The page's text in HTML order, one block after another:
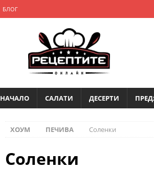
БЛОГ
НАЧАЛО САЛАТИ ДЕСЕРТИ
ХОУМ ПЕЧИВА Соленки
Соленки